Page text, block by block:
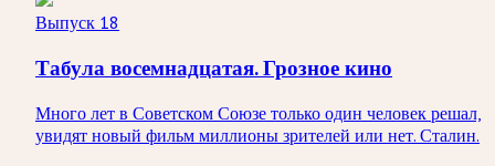
Выпуск 18
Табула восемнадцатая. Грозное кино
Много лет в Советском Союзе только один человек решал,
увидят новый фильм миллионы зрителей или нет. Сталин.